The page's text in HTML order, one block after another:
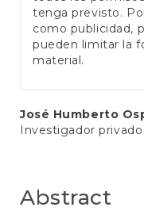
tenga previsto.
como publicidad,
pueden limitar la
material.
Main
Article
José Humberto
Investigador privado
Abstract